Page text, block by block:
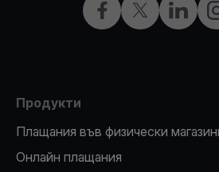
Facebook
X LinkedIn
Продукти
Плащания във физически
Oнлайн плащания